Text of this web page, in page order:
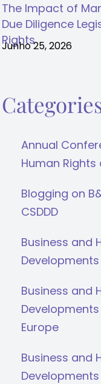
The Impact of
Due Diligence
Rights
Junho 25, 2026
Annual
Human
Blogging on
CSDDD
Business and
Business and
Europe
Business and